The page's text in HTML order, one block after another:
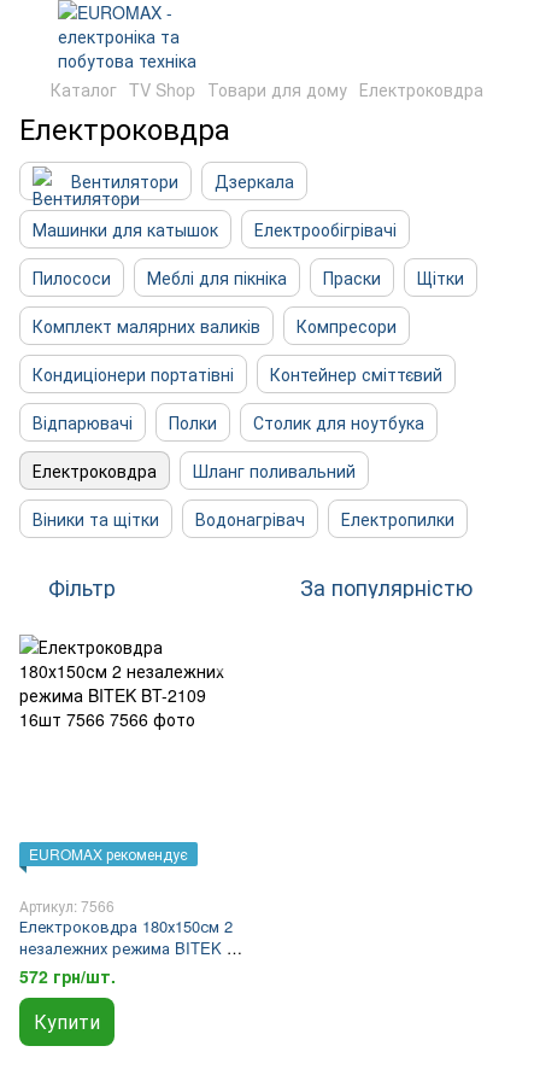
Каталог TV Shop Товари для дому Електроковдра
Електроковдра
Вентилятори
Дзеркала
Машинки для катышок
Електрообігрівачі
Пилососи
Меблі для пікніка Праски
Щітки
Комплект малярних валиків
Компресори
Кондиціонери портатівні
Контейнер сміттєвий
Відпарювачі
Полки
Столик для ноутбука
Електроковдра
Шланг поливальний
Віники та щітки
Водонагрівач Електропилки
Фільтр За популярністю
EUROMAX рекомендує
Артикул: 7566
Електроковдра 180х150см 2
незалежних режима BITEK BT-
2109 16шт 7566
572 грн/шт.
Купити